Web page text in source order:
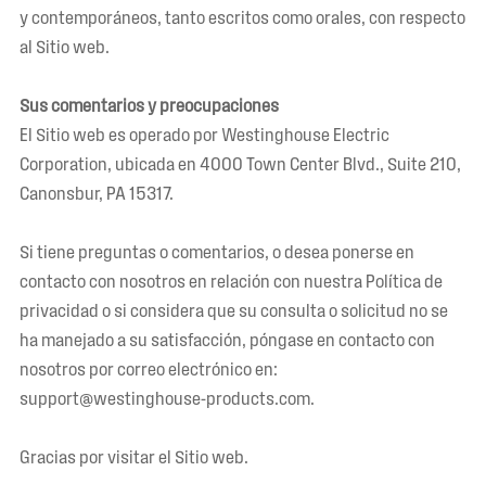
y contemporáneos, tanto escritos como orales, con respecto
al Sitio web.
Sus comentarios y preocupaciones
El Sitio web es operado por Westinghouse Electric
Corporation, ubicada en 4000 Town Center Blvd., Suite 210,
Canonsbur, PA 15317.
Si tiene preguntas o comentarios, o desea ponerse en
contacto con nosotros en relación con nuestra Política de
privacidad o si considera que su consulta o solicitud no se
ha manejado a su satisfacción, póngase en contacto con
nosotros por correo electrónico en:
support@westinghouse-products.com.
Gracias por visitar el Sitio web.